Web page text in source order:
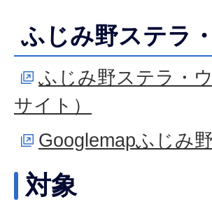
ふじみ野ステラ
ふじみ野ステラ・
サイト）
Googlemapふじみ
対象